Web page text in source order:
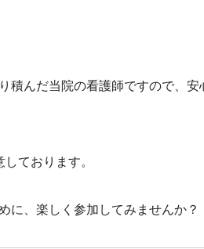
んだ当院の看護師ですので、安
ております。
に、楽しく参加してみませんか？